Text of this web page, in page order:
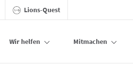
Lions-Quest
Wir helfen Mitmachen